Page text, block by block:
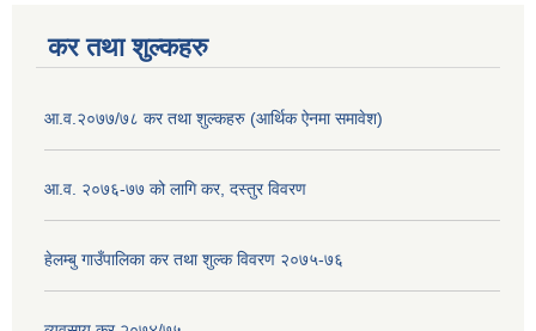
कर तथा शुल्कहरु
आ.व.२०७७/७८ कर तथा शुल्कहरु (आर्थिक ऐनमा समावेश)
आ.व. २०७६-७७ को लागि कर, दस्तुर विवरण
हेलम्बु गाउँपालिका कर तथा शुल्क विवरण २०७५-७६